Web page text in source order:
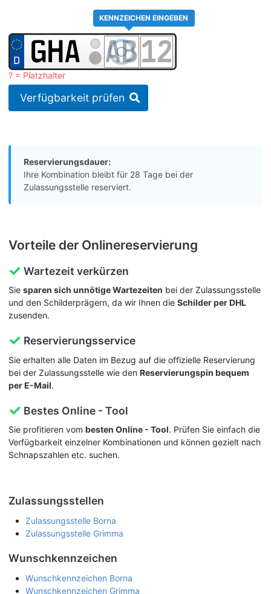
KENNZEICHEN EINGEBEN
? = Platzhalter
Verfügbarkeit prüfen
Reservierungsdauer:
Ihre Kombination bleibt für 28 Tage bei der
Zulassungsstelle reserviert.
Vorteile der Onlinereservierung
Wartezeit verkürzen
Sie sparen sich unnötige Wartezeiten bei der Zulassungsstelle
und den Schilderprägern, da wir Ihnen die Schilder per DHL
zusenden.
Reservierungsservice
Sie erhalten alle Daten im Bezug auf die offizielle Reservierung
bei der Zulassungsstelle wie den Reservierungspin bequem
per E-Mail.
Bestes Online - Tool
Sie profitieren vom besten Online - Tool. Prüfen Sie einfach die
Verfügbarkeit einzelner Kombinationen und können gezielt nach
Schnapszahlen etc. suchen.
Zulassungsstellen
Zulassungsstelle Borna
Zulassungsstelle Grimma
Wunschkennzeichen
Wunschkennzeichen Borna
Wunschkennzeichen Grimma